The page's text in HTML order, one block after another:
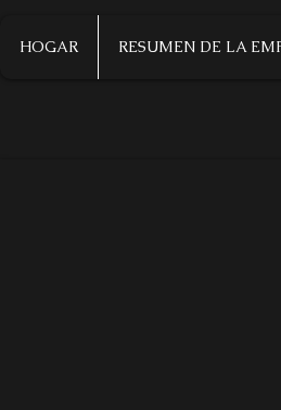
HOGAR RESUMEN DE LA